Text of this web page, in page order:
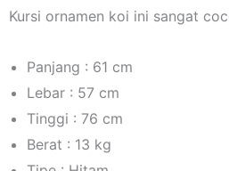
Kursi ornamen koi ini sangat
Panjang : 61 cm
Lebar : 57 cm
Tinggi : 76 cm
Berat : 13 kg